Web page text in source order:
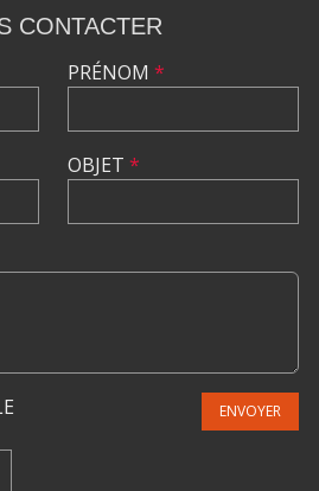
CONTACTER
PRÉNOM *
OBJET *
ENVOYER